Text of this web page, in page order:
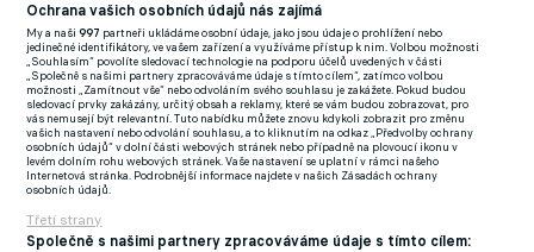
byly potíže City v úvodních 45 minutách překvapením. Ale když
zazněl poločasový hvizd, byli domácí na půli cesty k zajištění
bodu, který potřebovali k překonání nechtěného rekordu
Derby County, které získalo v jedné sezoně Premier League
nejméně bodů.
Ochrana vašich osobních údajů nás zajímá
My a naši997 partneři ukládáme osobní údaje, jako jsou údaje o prohlížení nebo
jedinečné identifikátory, ve vašem zařízení a využíváme přístup k nim. Volbou možnosti
„Souhlasím“ povolíte sledovací technologie na podporu účelů uvedených v části
„Společně s našimi partnery zpracováváme údaje s tímto cílem“, zatímco volbou
možnosti „Zamítnout vše“ nebo odvoláním svého souhlasu je zakážete. Pokud budou
sledovací prvky zakázány, určitý obsah a reklamy, které se vám budou zobrazovat, pro
vás nemusejí být relevantní. Tuto nabídku můžete znovu kdykoli zobrazit pro změnu
vašich nastavení nebo odvolání souhlasu, a to kliknutím na odkaz „Předvolby ochrany
osobních údajů“ v dolní části webových stránek nebo případně na plovoucí ikonu v
levém dolním rohu webových stránek. Vaše nastavení se uplatní v rámci našeho
Internetová stránka. Podrobnější informace najdete v našich Zásadách ochrany
osobních údajů.
Třetí strany
Společně s našimi partnery zpracováváme údaje s tímto cílem: